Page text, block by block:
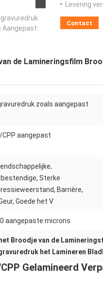
Aangepast
Levering
Contact
de Lamineringsfilm
zoals aangepast
CPP aangepast
Sterke
Barrière,
Goede het V
aangepaste microns
Broodje van de
het Lamineren
Gelamineerd